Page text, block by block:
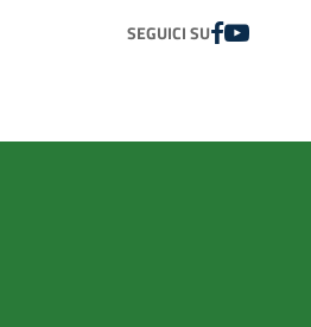
SEGUICI SUFACEBOOK
YOUTUBE